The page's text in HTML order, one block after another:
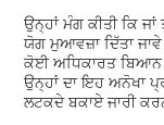
ਉਨ੍ਹਾਂ ਮੰਗ ਕੀਤੀ ਕਿ ਜਾਂ
ਯੋਗ ਮੁਆਵਜ਼ਾ ਦਿੱਤਾ
ਕੋਈ ਅਧਿਕਾਰਤ ਬਿਆਨ
ਉਨ੍ਹਾਂ ਦਾ ਇਹ ਅਨੋਖਾ
ਲਟਕਦੇ ਬਕਾਏ ਜਾਰੀ